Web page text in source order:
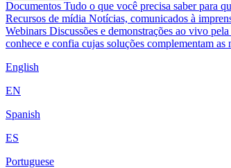
Documentos Tudo o que você precisa saber para
Recursos de mídia Notícias, comunicados à
Webinars Discussões e demonstrações ao vivo
conhece e confia cujas soluções complementam as
English
EN
Spanish
ES
Portuguese